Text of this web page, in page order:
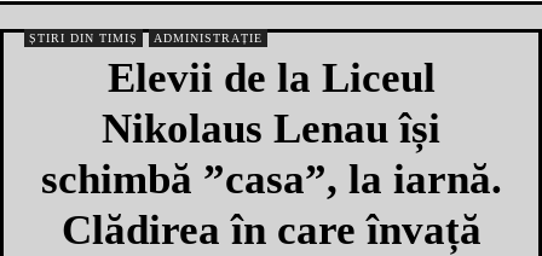
ȘTIRI DIN TIMIȘ ADMINISTRAȚIE
Elevii de la Liceul
Nikolaus Lenau își
schimbă ”casa”, la iarnă.
Clădirea în care învață